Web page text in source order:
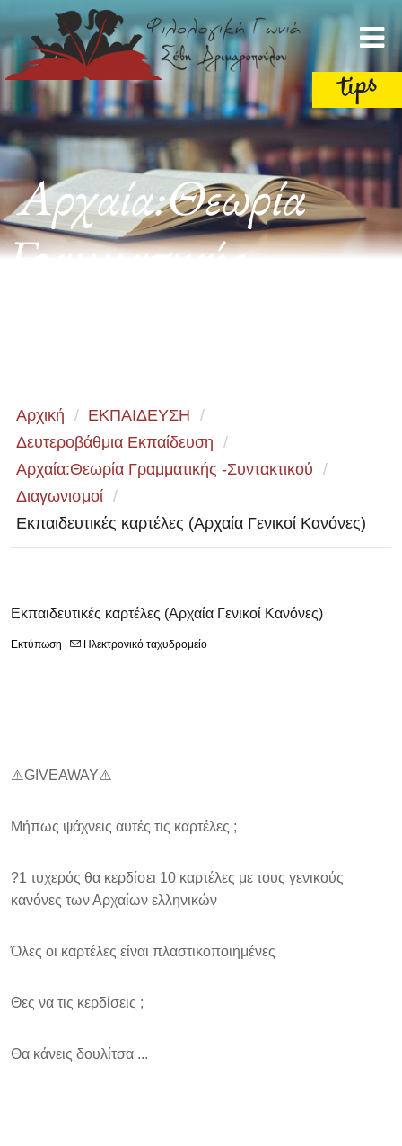
Αρχαία:Θεωρία
Γραμματικής
Αρχική / ΕΚΠΑΙΔΕΥΣΗ /
Δευτεροβάθμια Εκπαίδευση /
Αρχαία:Θεωρία Γραμματικής -Συντακτικού /
Διαγωνισμοί /
Εκπαιδευτικές καρτέλες (Αρχαία Γενικοί Κανόνες)
Εκπαιδευτικές καρτέλες (Αρχαία Γενικοί Κανόνες)
Εκτύπωση , Ηλεκτρονικό ταχυδρομείο
⚠️GIVEAWAY⚠️
Μήπως ψάχνεις αυτές τις καρτέλες ;
?1 τυχερός θα κερδίσει 10 καρτέλες με τους γενικούς
κανόνες των Αρχαίων ελληνικών
Όλες οι καρτέλες είναι πλαστικοποιημένες
Θες να τις κερδίσεις ;
Θα κάνεις δουλίτσα ...